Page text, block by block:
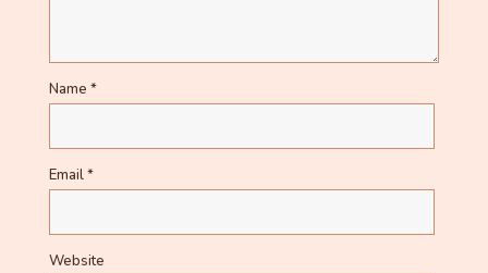
Name *
Email*
Website